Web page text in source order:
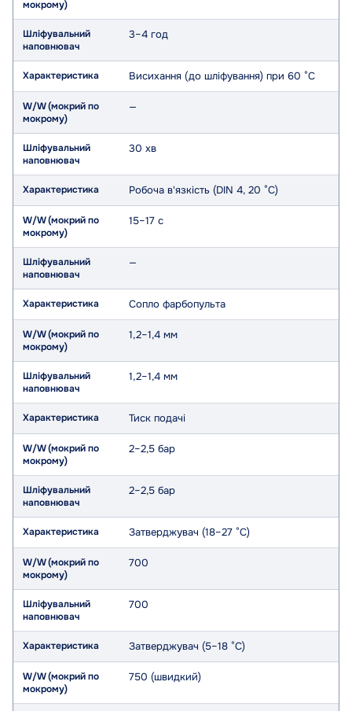
3–4 год
Висихання (до шліфування) при 60 °C
—
30 хв
Робоча в'язкість (DIN 4, 20 °C)
15–17 с
—
Сопло фарбопульта
1,2–1,4 мм
1,2–1,4 мм
Тиск подачі
2–2,5 бар
2–2,5 бар
Затверджувач (18–27 °C)
700
700
Затверджувач (5–18 °C)
750 (швидкий)